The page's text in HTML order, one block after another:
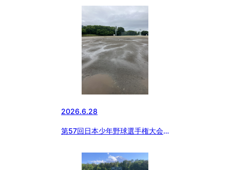
2026.6.28
第57回日本少年野球選手権大会